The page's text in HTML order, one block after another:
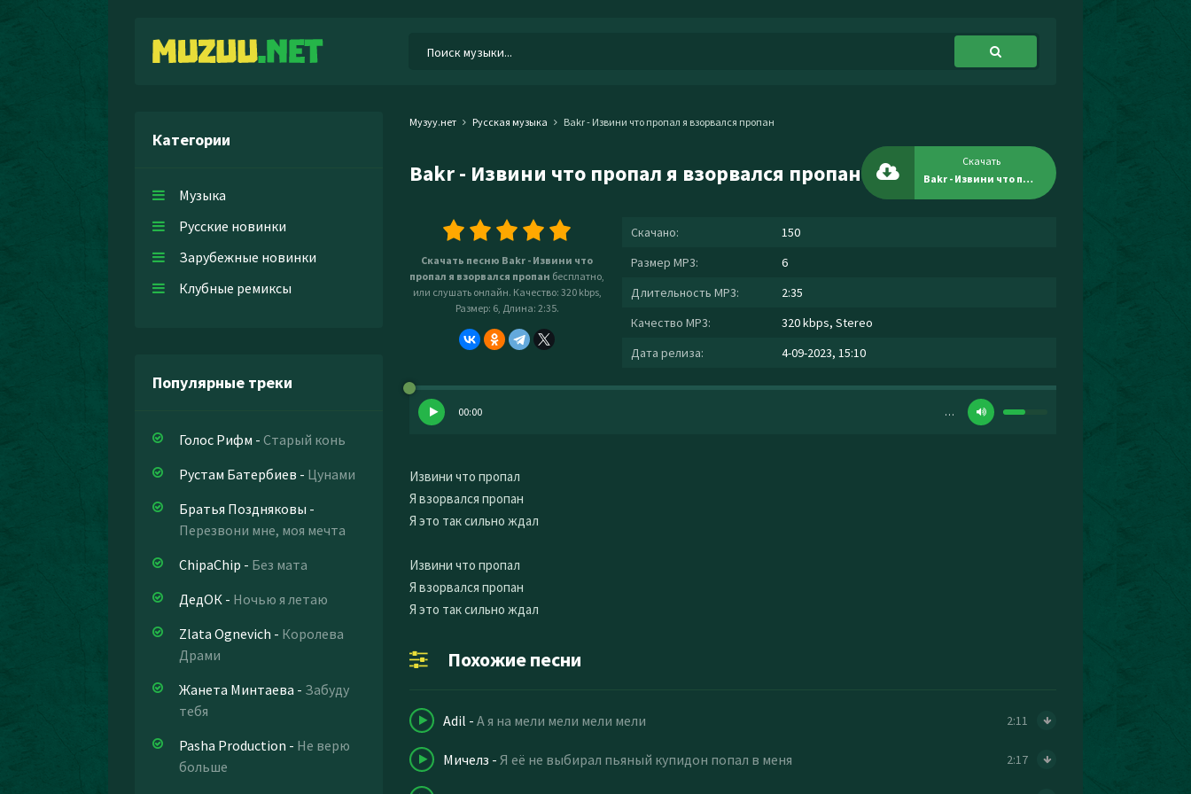
Категории
Музыка
Русские новинки
Зарубежные новинки
Клубные ремиксы
Популярные треки
Голос Рифм - Старый конь
Рустам Батербиев - Цунами
Братья Поздняковы -
Перезвони мне, моя мечта
ChipaChip - Без мата
ДедОК - Ночью я летаю
Zlata Ognevich - Королева
Драми
Жанета Минтаева - Забуду
тебя
Pasha Production - Не верю
больше
Музуу.нет Русская музыка Bakr - Извини что пропал я взорвался пропан
Bakr - Извини что пропал я взорвался пропан
Скачать
Bakr - Извини что пропал я взорвался пропан
Скачать песню Bakr - Извини что
пропал я взорвался пропан бесплатно,
или слушать онлайн. Качество: 320 kbps,
Размер: 6, Длина: 2:35.
Скачано:
150
Размер MP3:
6
Длительность MP3:
2:35
Качество MP3:
320 kbps, Stereo
Дата релиза:
4-09-2023, 15:10
00:00 …
Извини что пропал
Я взорвался пропан
Я это так сильно ждал
Извини что пропал
Я взорвался пропан
Я это так сильно ждал
Похожие песни
Adil - А я на мели мели мели мели 2:11
Мичелз - Я её не выбирал пьяный купидон попал в меня 2:17